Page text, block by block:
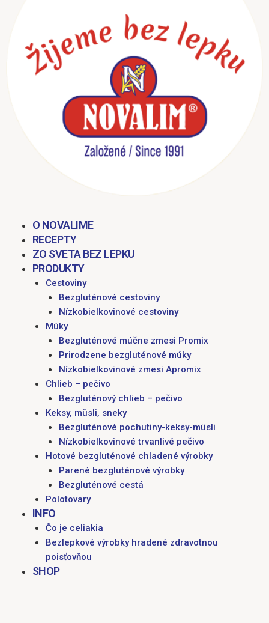
O NOVALIME
RECEPTY
ZO SVETA BEZ LEPKU
PRODUKTY
Cestoviny
Bezgluténové cestoviny
Nízkobielkovinové cestoviny
Múky
Bezgluténové múčne zmesi Promix
Prirodzene bezgluténové múky
Nízkobielkovinové zmesi Apromix
Chlieb – pečivo
Bezgluténový chlieb – pečivo
Keksy, müsli, sneky
Bezgluténové pochutiny-keksy-müsli
Nízkobielkovinové trvanlivé pečivo
Hotové bezgluténové chladené výrobky
Parené bezgluténové výrobky
Bezgluténové cestá
Polotovary
INFO
Čo je celiakia
Bezlepkové výrobky hradené zdravotnou
poisťovňou
SHOP